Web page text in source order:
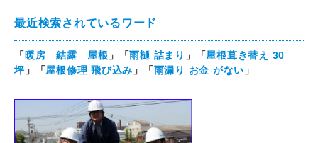
最近検索されているワード
「暖房 結露 屋根 」「雨樋 詰まり 」「屋根葺き替え 30
坪」「屋根修理 飛び込み 」「雨漏り お金 がない 」